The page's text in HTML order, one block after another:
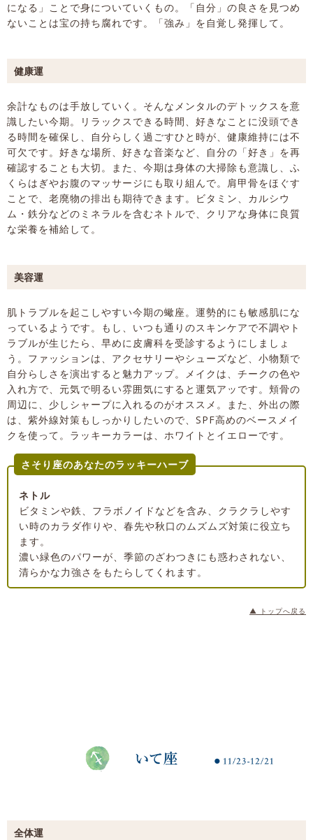
になる」ことで身についていくもの。「自分」の良さを見つめ
ないことは宝の持ち腐れです。「強み」を自覚し発揮して。
健康運
余計なものは手放していく。そんなメンタルのデトックスを意
識したい今期。リラックスできる時間、好きなことに没頭でき
る時間を確保し、自分らしく過ごすひと時が、健康維持には不
可欠です。好きな場所、好きな音楽など、自分の「好き」を再
確認することも大切。また、今期は身体の大掃除も意識し、ふ
くらはぎやお腹のマッサージにも取り組んで。肩甲骨をほぐす
ことで、老廃物の排出も期待できます。ビタミン、カルシウ
ム・鉄分などのミネラルを含むネトルで、クリアな身体に良質
な栄養を補給して。
美容運
肌トラブルを起こしやすい今期の蠍座。運勢的にも敏感肌にな
っているようです。もし、いつも通りのスキンケアで不調やト
ラブルが生じたら、早めに皮膚科を受診するようにしましょ
う。ファッションは、アクセサリーやシューズなど、小物類で
自分らしさを演出すると魅力アップ。メイクは、チークの色や
入れ方で、元気で明るい雰囲気にすると運気アッです。頬骨の
周辺に、少しシャープに入れるのがオススメ。また、外出の際
は、紫外線対策もしっかりしたいので、SPF高めのベースメイ
クを使って。ラッキーカラーは、ホワイトとイエローです。
さそり座のあなたのラッキーハーブ
ネトル
ビタミンや鉄、フラボノイドなどを含み、クラクラしやす
い時のカラダ作りや、春先や秋口のムズムズ対策に役立ち
ます。
濃い緑色のパワーが、季節のざわつきにも惑わされない、
清らかな力強さをもたらしてくれます。
▲ トップへ戻る
全体運